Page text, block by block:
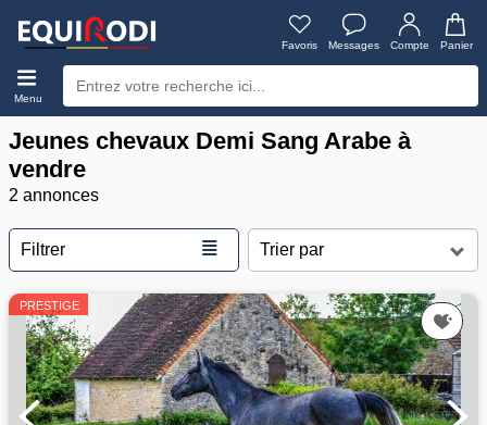
Favoris Messages Compte Panier
Menu
Jeunes chevaux Demi Sang Arabe à
vendre
2 annonces
Filtrer ≣
PRESTIGE